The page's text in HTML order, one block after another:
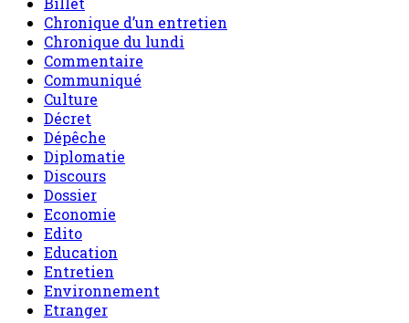
Chronique d’un entretien
Chronique du lundi
Commentaire
Communiqué
Culture
Décret
Dépêche
Diplomatie
Discours
Dossier
Economie
Edito
Education
Entretien
Environnement
Etranger